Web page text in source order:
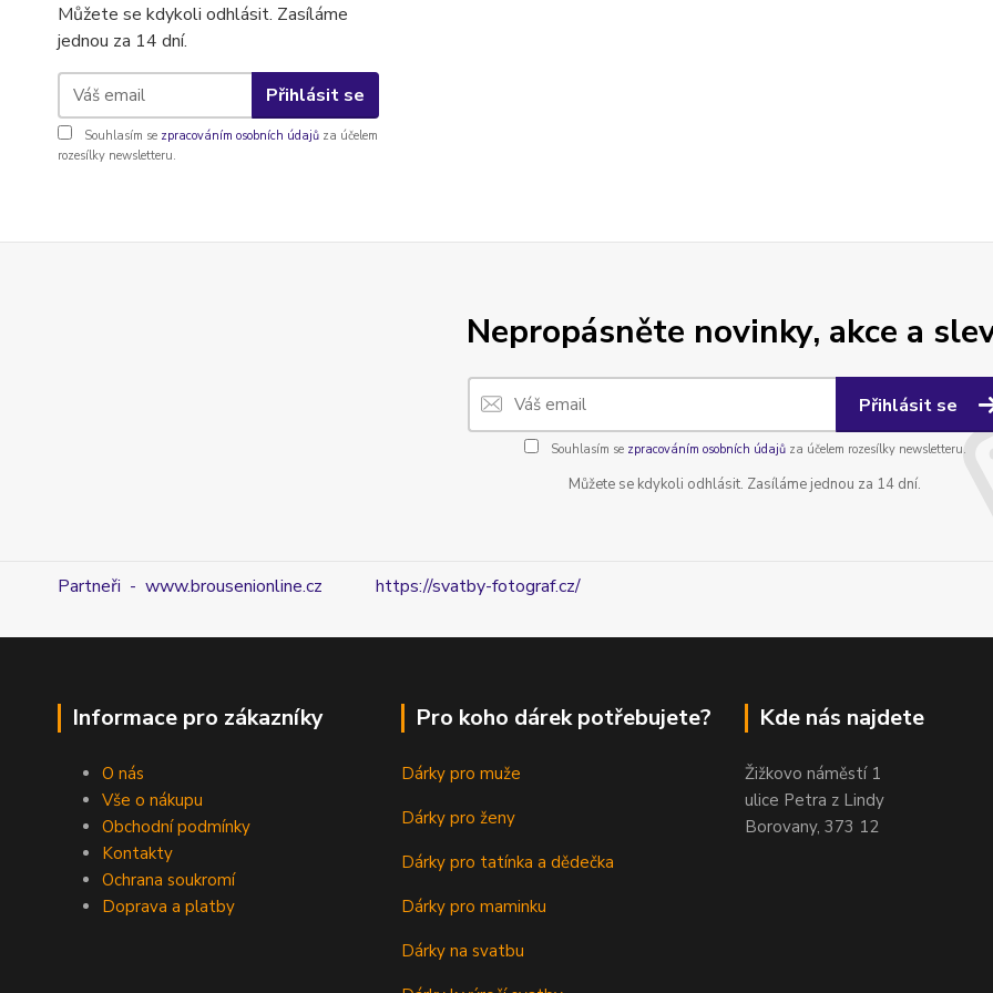
Můžete se kdykoli odhlásit. Zasíláme
jednou za 14 dní.
Přihlásit se
Souhlasím se zpracováním osobních údajů za účelem
rozesílky newsletteru.
Nepropásněte novinky, akce a
Přihlásit se
Souhlasím se zpracováním osobních údajůza účelem rozesílky newsletteru.
Můžete se kdykoli odhlásit. Zasíláme jednou za 14 dní.
Partneři - www.brousenionline.cz https://svatby-fotograf.cz/
Informace pro zákazníky
O nás
Vše o nákupu
Obchodní podmínky
Kontakty
Ochrana soukromí
Doprava a platby
Pro koho dárek potřebujete?
Dárky pro muže
Dárky pro ženy
Dárky pro tatínka a dědečka
Dárky pro maminku
Dárky na svatbu
Kde nás najdete
Žižkovo náměstí 1
ulice Petra z Lindy
Borovany, 373 12